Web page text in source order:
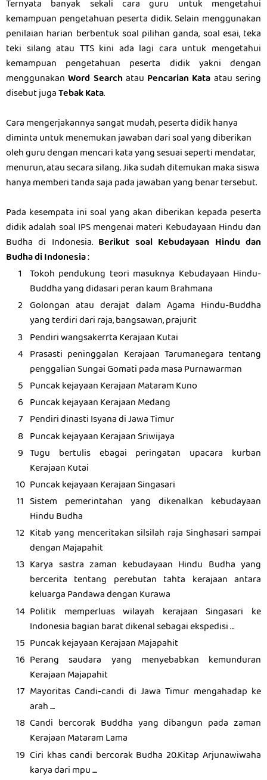
Ternyata banyak sekali cara guru untuk mengetahui
kemampuan pengetahuan peserta didik. Selain menggunakan
penilaian harian berbentuk soal pilihan ganda, soal esai, teka
teki silang atau TTS kini ada lagi cara untuk mengetahui
kemampuan pengetahuan peserta didik yakni dengan
menggunakanWord Search atau Pencarian Kata atau sering
disebut jugaTebak Kata.
Cara mengerjakannya sangat mudah, peserta didik hanya
diminta untuk menemukan jawaban dari soal yang diberikan
oleh guru dengan mencari kata yang sesuai seperti mendatar,
menurun, atau secara silang. Jika sudah ditemukan maka siswa
hanya memberi tanda saja pada jawaban yang benar tersebut.
Pada kesempata ini soal yang akan diberikan kepada peserta
didik adalah soal IPS mengenai materi Kebudayaan Hindu dan
Budha di Indonesia. Berikut soal Kebudayaan Hindu dan
Budha di Indonesia:
Tokoh pendukung teori masuknya Kebudayaan Hindu-
Buddha yang didasari peran kaum Brahmana
Golongan atau derajat dalam Agama Hindu-Buddha
yang terdiri dari raja, bangsawan, prajurit
Pendiri wangsakerrta Kerajaan Kutai
Prasasti peninggalan Kerajaan Tarumanegara tentang
penggalian Sungai Gomati pada masa Purnawarman
Puncak kejayaan Kerajaan Mataram Kuno
Puncak kejayaan Kerajaan Medang
Pendiri dinasti Isyana di Jawa Timur
Puncak kejayaan Kerajaan Sriwijaya
Tugu bertulis ebagai peringatan upacara kurban
Kerajaan Kutai
Puncak kejayaan Kerajaan Singasari
Sistem pemerintahan yang dikenalkan kebudayaan
Hindu Budha
Kitab yang menceritakan silsilah raja Singhasari sampai
dengan Majapahit
Karya sastra zaman kebudayaan Hindu Budha yang
bercerita tentang perebutan tahta kerajaan antara
keluarga Pandawa dengan Kurawa
Politik memperluas wilayah kerajaan Singasari ke
Indonesia bagian barat dikenal sebagai ekspedisi …
Puncak kejayaan Kerajaan Majapahit
Perang saudara yang menyebabkan kemunduran
Kerajaan Majapahit
Mayoritas Candi-candi di Jawa Timur mengahadap ke
arah ....
Candi bercorak Buddha yang dibangun pada zaman
Kerajaan Mataram Lama
Ciri khas candi bercorak Budha 20.Kitap Arjunawiwaha
karya dari mpu ....